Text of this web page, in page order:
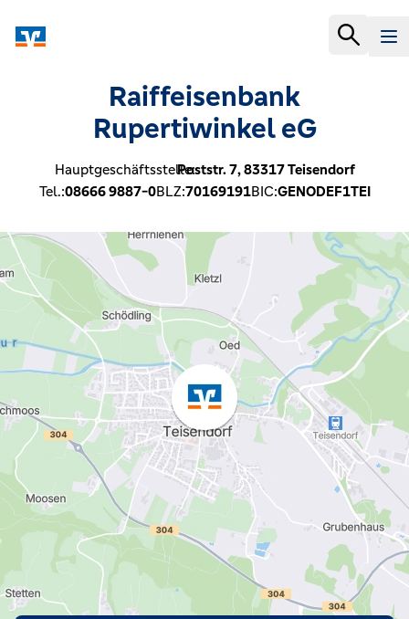
Raiffeisenbank
Rupertiwinkel eG
Hauptgeschäftsstelle:Poststr. 7,83317Teisendorf
Tel.:08666 9887-0BLZ:70169191BIC:GENODEF1TEI